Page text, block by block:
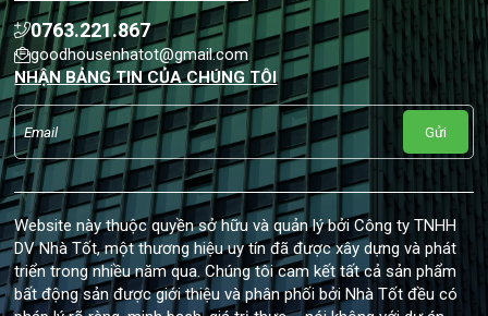
0763.221.867
goodhousenhatot@gmail.com
NHẬN BẢNG TIN CỦA CHÚNG TÔI
Gửi
Website này thuộc quyền sở hữu và quản lý bởi Công ty TNHH
DV Nhà Tốt, một thương hiệu uy tín đã được xây dựng và phát
triển trong nhiều năm qua. Chúng tôi cam kết tất cả sản phẩm
bất động sản được giới thiệu và phân phối bởi Nhà Tốt đều có